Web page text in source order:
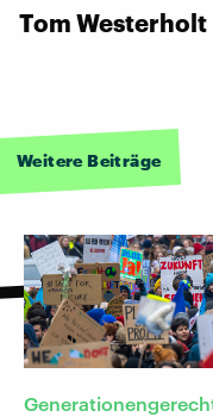
Tom Westerholt
Weitere Beiträge